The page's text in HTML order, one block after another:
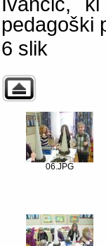
pedagoški
6 slik
06.JPG